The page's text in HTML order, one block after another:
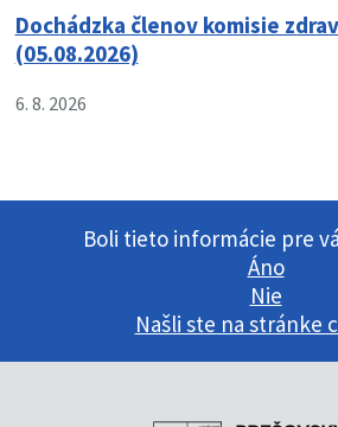
Dochádzka členov komisie
(05.08.2026)
6. 8. 2026
Boli tieto informácie pre
Áno
Nie
Našli ste na stránke